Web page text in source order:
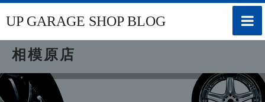
toggle
UP GARAGE SHOP BLOG
相模原店